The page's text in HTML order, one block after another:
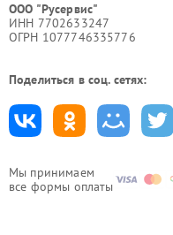
Мы принимаем
все формы оплаты
ООО "Русервис"
ИНН 7702633247
ОГРН 1077746335776
Поделиться в соц. сетях: